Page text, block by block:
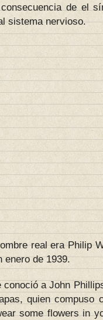
de el
sistema nervioso.
real era Philip
enero de 1939.
conoció a John
quien compuso
some flowers in